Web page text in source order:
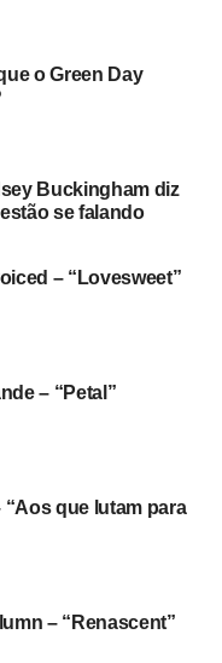
o Green Day
Buckingham diz
se falando
– “Lovesweet”
– “Petal”
que lutam para
– “Renascent”